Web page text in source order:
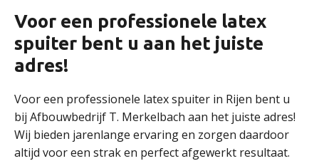
Voor een professionele latex
spuiter bent u aan het juiste
adres!
Voor een professionele latex spuiter in Rijen bent u
bij Afbouwbedrijf T. Merkelbach aan het juiste adres!
Wij bieden jarenlange ervaring en zorgen daardoor
altijd voor een strak en perfect afgewerkt resultaat.